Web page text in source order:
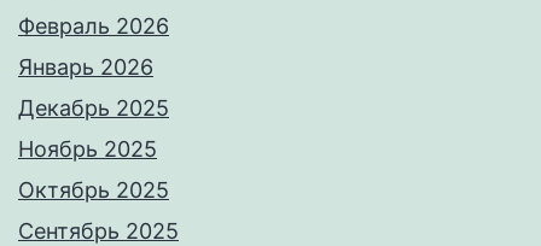
Февраль 2026
Январь 2026
Декабрь 2025
Ноябрь 2025
Октябрь 2025
Сентябрь 2025